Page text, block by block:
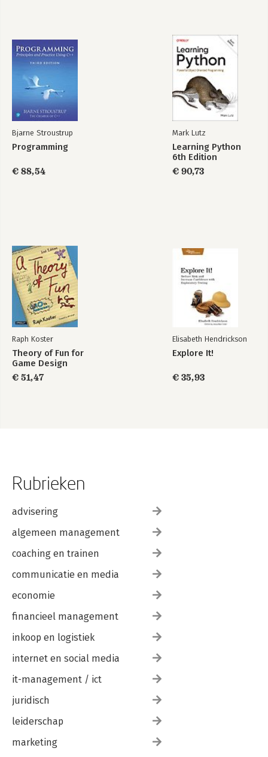
Bjarne Stroustrup
Programming
€ 88,54
Mark Lutz
Learning Python
6th Edition
€ 90,73
Raph Koster
Theory of Fun for
Game Design
€ 51,47
Elisabeth Hendrickson
Explore It!
€ 35,93
Rubrieken
advisering
algemeen management
coaching en trainen
communicatie en media
economie
financieel management
inkoop en logistiek
internet en social media
it-management / ict
juridisch
leiderschap
marketing